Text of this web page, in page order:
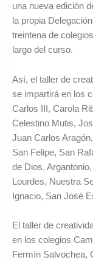
una nueva edición
la propia
treintena de
largo del curso.
Así, el taller de
se impartirá en los
Carlos III, Carola
Celestino Mutis,
Juan Carlos
San Felipe, San
de Dios,
Lourdes, Nuestra
Ignacio, San José
El taller de
en los colegios
Fermín Salvochea,